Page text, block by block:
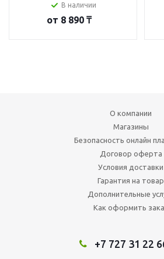
В наличии
от 8 890 ₸
О компании
Магазины
Безопасность онлайн
Договор оферта
Условия доставки
Гарантия на товар
Дополнительные
Как оформить
+7 727 31 22